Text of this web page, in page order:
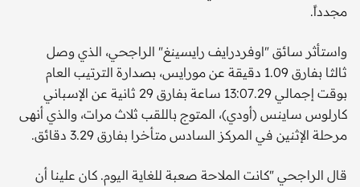
مجدداً.
واستأثر سائق "اوفردرايف رايسينغ" الراجحي، الذي وصل
ثالثا بفارق 1.09 دقيقة عن مورايس، بصدارة الترتيب العام
بوقت إجمالي 13:07.29 ساعة بفارق 29 ثانية عن الإسباني
كارلوس ساينس (أودي)، المتوج باللقب ثلاث مرات، والذي أنهى
مرحلة الإثنين في المركز السادس متأخرا بفارق 3.29 دقائق.
قال الراجحي "كانت الملاحة صعبة للغاية اليوم. كان علينا أن